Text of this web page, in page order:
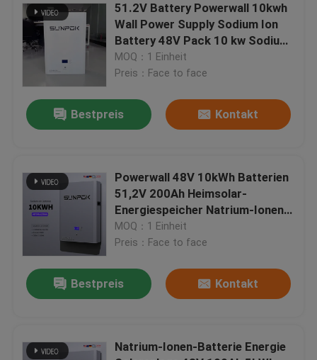
51.2V Battery Powerwall 10kwh
Wall Power Supply Sodium Ion
Battery 48V Pack 10 kw Sodium
Ion Battery 48V
MOQ：1 Einheit
Preis：Face to face
Bestpreis Kontakt
Powerwall 48V 10kWh Batterien
51,2V 200Ah Heimsolar-
Energiespeicher Natrium-Ionen-
Batterie
MOQ：1 Einheit
Preis：Face to face
Bestpreis Kontakt
Natrium-Ionen-Batterie Energie